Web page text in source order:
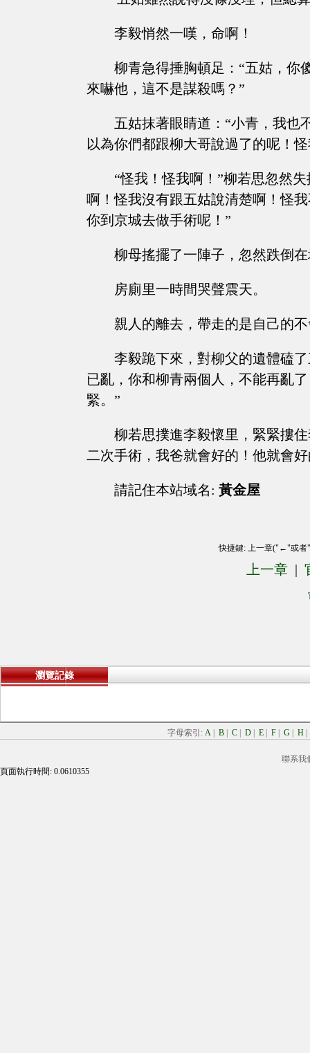
李毅悄然一嘆，命啊！
柳青急得捶胸頓足：“五姑，你
來嚇他，這不是謀殺嗎？”
五姑抹著眼睛道：“小青，我也
以為你們都跟柳大哥說過了的呢！怪
“怪我！怪我啊！”柳若思忽然
啊！怪我沒有跟五姑說清楚啊！怪
你到京城去做手術呢！”
柳母搖擺了一陣子，忽然跌倒
房廁里一時間哭聲震天。
親人的離去，帶走的是自己的
李毅跪下來，對柳父的遺體磕
已亂，你和柳青兩個人，不能再亂
緊。”
柳若思撲進李毅懷里，緊緊摟
二次手術，我爸就會好的！他就會
請記住本站域名: 黃金屋
快捷鍵: 上一章("←"或
上一章 |
瀏覽記錄
字母索引: A B C D E F G H
聯系我
頁面執行時間: 0.0610355